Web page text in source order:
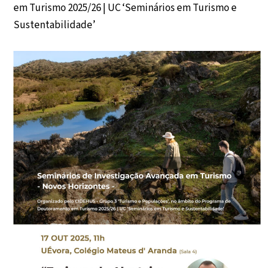
em Turismo 2025/26 | UC ‘Seminários em Turismo e
Sustentabilidade’